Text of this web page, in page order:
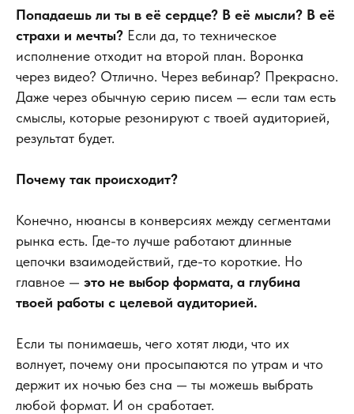
Попадаешь ли ты в её сердце? В её мысли? В её
страхи и мечты? Если да, то техническое
исполнение отходит на второй план. Воронка
через видео? Отлично. Через вебинар? Прекрасно.
Даже через обычную серию писем — если там есть
смыслы, которые резонируют с твоей аудиторией,
результат будет.
Почему так происходит?
Конечно, нюансы в конверсиях между сегментами
рынка есть. Где-то лучше работают длинные
цепочки взаимодействий, где-то короткие. Но
главное — это не выбор формата, а глубина
твоей работы с целевой аудиторией.
Если ты понимаешь, чего хотят люди, что их
волнует, почему они просыпаются по утрам и что
держит их ночью без сна — ты можешь выбрать
любой формат. И он сработает.